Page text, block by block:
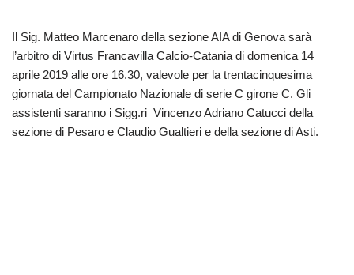
Il Sig. Matteo Marcenaro della sezione AIA di Genova sarà
l’arbitro di Virtus Francavilla Calcio-Catania di domenica 14
aprile 2019 alle ore 16.30, valevole per la trentacinquesima
giornata del Campionato Nazionale di serie C girone C. Gli
assistenti saranno i Sigg.ri Vincenzo Adriano Catucci della
sezione di Pesaro e Claudio Gualtieri e della sezione di Asti.